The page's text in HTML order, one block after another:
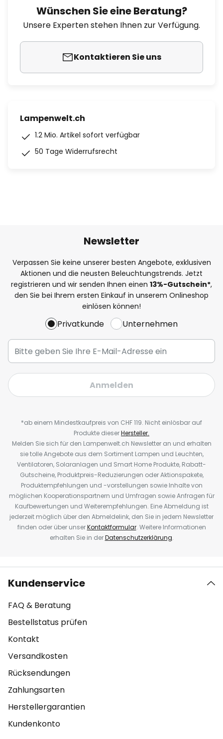
Wünschen Sie eine Beratung?
Unsere Experten stehen Ihnen zur Verfügung.
Kontaktieren Sie uns
Lampenwelt.ch
1.2 Mio. Artikel sofort verfügbar
50 Tage Widerrufsrecht
Newsletter
Verpassen Sie keine unserer besten Angebote, exklusiven
Aktionen und die neusten Beleuchtungstrends. Jetzt
registrieren und wir senden Ihnen einen 13%-Gutschein*,
den Sie bei Ihrem ersten Einkauf in unserem Onlineshop
einlösen können!
Privatkunde Unternehmen
Anmelden
*ab einem Mindestkaufpreis von CHF 119. Nicht einlösbar auf
Produkte dieserHersteller.
Melden Sie sich für den Lampenwelt.ch Newsletter an und erhalten
sie tolle Angebote aus dem Sortiment Lampen und Leuchten,
Ventilatoren, Solaranlagen und Smart Home Produkte, Rabatt-
Gutscheine, Produktpreis-Reduzierungen oder Aktionspakete,
Produktempfehlungen und -vorstellungen sowie Inhalte von
möglichen Kooperationspartnern und Umfragen sowie Anfragen für
Kaufbewertungen und Weiterempfehlungen. Eine Abmeldung ist
jederzeit möglich über den Abmeldelink, den Sie in jedem Newsletter
finden oder über unserKontaktformular. Weitere Informationen
erhalten Sie in derDatenschutzerklärung.
Kundenservice
FAQ & Beratung
Bestellstatus prüfen
Kontakt
Versandkosten
Rücksendungen
Zahlungsarten
Herstellergarantien
Kundenkonto